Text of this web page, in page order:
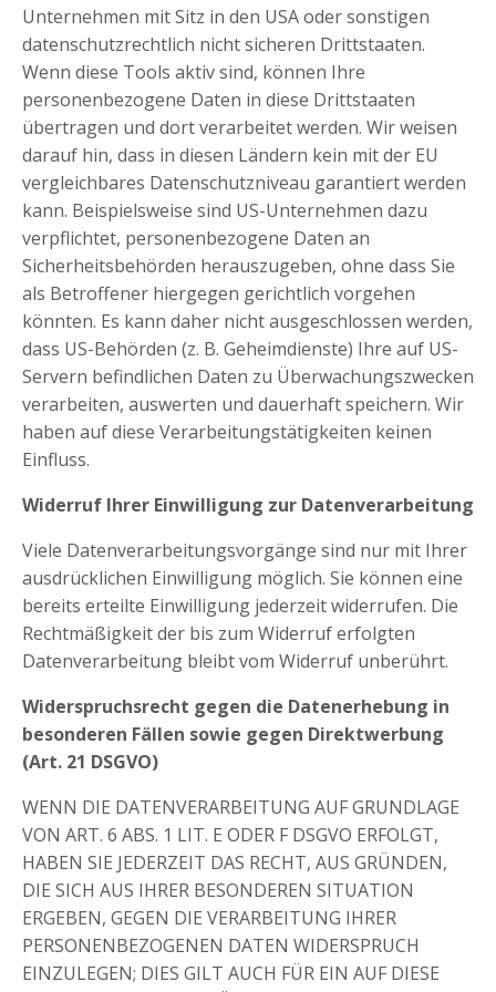
Unternehmen mit Sitz in den USA oder sonstigen
datenschutzrechtlich nicht sicheren Drittstaaten.
Wenn diese Tools aktiv sind, können Ihre
personenbezogene Daten in diese Drittstaaten
übertragen und dort verarbeitet werden. Wir weisen
darauf hin, dass in diesen Ländern kein mit der EU
vergleichbares Datenschutzniveau garantiert werden
kann. Beispielsweise sind US-Unternehmen dazu
verpflichtet, personenbezogene Daten an
Sicherheitsbehörden herauszugeben, ohne dass Sie
als Betroffener hiergegen gerichtlich vorgehen
könnten. Es kann daher nicht ausgeschlossen werden,
dass US-Behörden (z. B. Geheimdienste) Ihre auf US-
Servern befindlichen Daten zu Überwachungszwecken
verarbeiten, auswerten und dauerhaft speichern. Wir
haben auf diese Verarbeitungstätigkeiten keinen
Einfluss.
Widerruf Ihrer Einwilligung zur Datenverarbeitung
Viele Datenverarbeitungsvorgänge sind nur mit Ihrer
ausdrücklichen Einwilligung möglich. Sie können eine
bereits erteilte Einwilligung jederzeit widerrufen. Die
Rechtmäßigkeit der bis zum Widerruf erfolgten
Datenverarbeitung bleibt vom Widerruf unberührt.
Widerspruchsrecht gegen die Datenerhebung in
besonderen Fällen sowie gegen Direktwerbung
(Art. 21 DSGVO)
WENN DIE DATENVERARBEITUNG AUF GRUNDLAGE
VON ART. 6 ABS. 1 LIT. E ODER F DSGVO ERFOLGT,
HABEN SIE JEDERZEIT DAS RECHT, AUS GRÜNDEN,
DIE SICH AUS IHRER BESONDEREN SITUATION
ERGEBEN, GEGEN DIE VERARBEITUNG IHRER
PERSONENBEZOGENEN DATEN WIDERSPRUCH
EINZULEGEN; DIES GILT AUCH FÜR EIN AUF DIESE